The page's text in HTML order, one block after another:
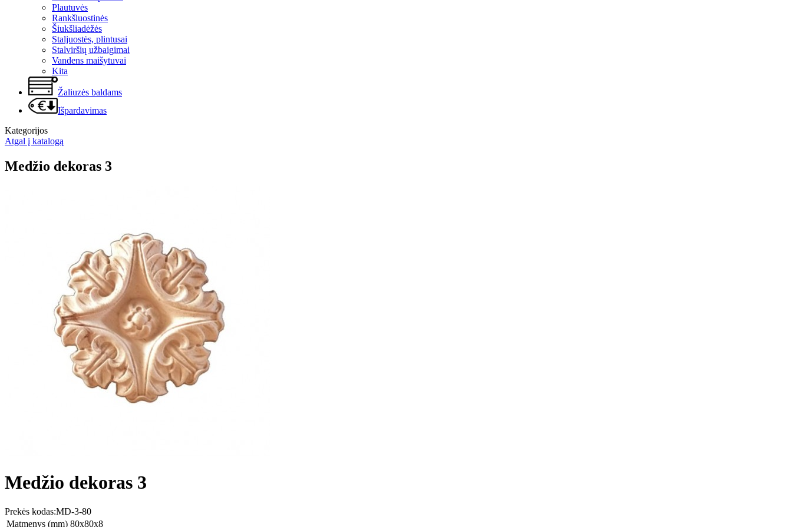
Plautuvės
Rankšluostinės
Šiukšliadėžės
Staljuostės, plintusai
Stalviršių užbaigimai
Vandens maišytuvai
Kita
Žaliuzės baldams
Išpardavimas
Kategorijos
Atgal į katalogą
Medžio dekoras 3
Medžio dekoras 3
Prekės kodas:MD-3-80
Matmenys (mm) 80x80x8